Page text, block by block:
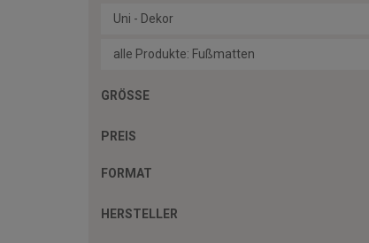
Uni - Dekor
alle Produkte: Fußmatten
GRÖSSE
PREIS
FORMAT
HERSTELLER